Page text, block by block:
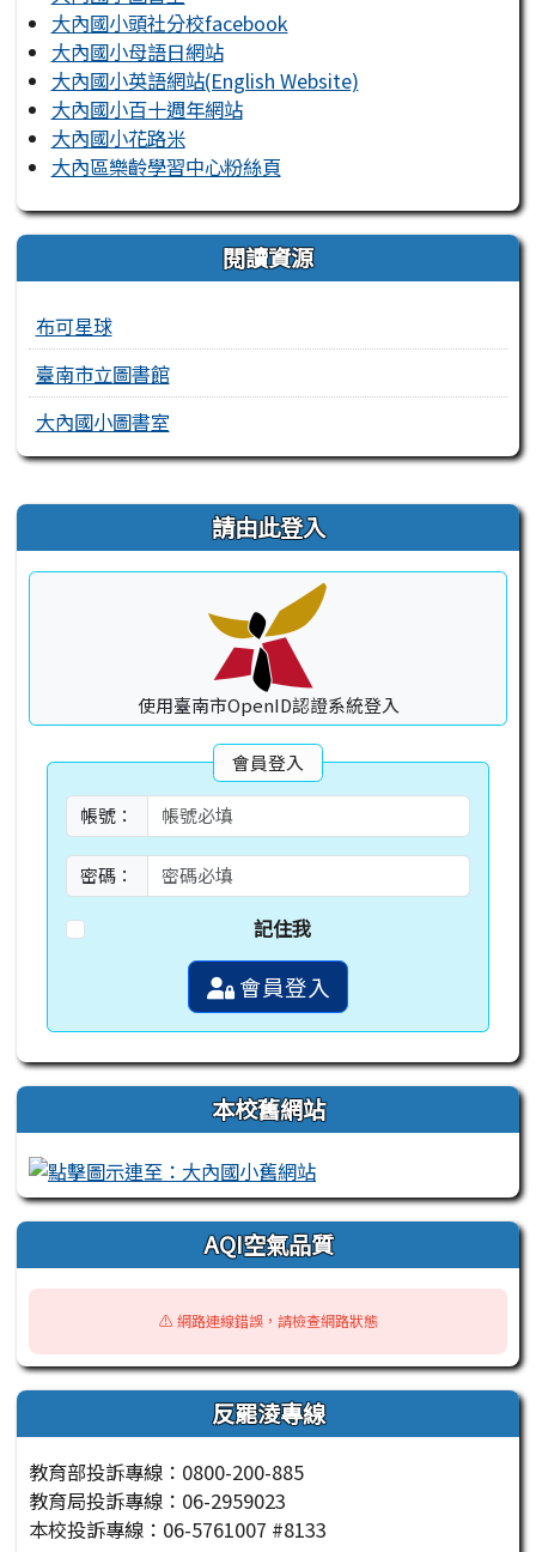
大內國小頭社分校facebook
大內國小母語日網站
大內國小英語網站(English Website)
大內國小百十週年網站
大內國小花路米
大內區樂齡學習中心粉絲頁
閱讀資源
布可星球
臺南市立圖書館
大內國小圖書室
右邊區域內容 請由此登入
使用臺南市OpenID認證系統登入
會員登入
帳號：
密碼：
記住我
會員登入
本校舊網站
AQI空氣品質
⚠️ 網路連線錯誤，請檢查網路狀態
反罷淩專線
教育部投訴專線：0800-200-885
教育局投訴專線：06-2959023
本校投訴專線：06-5761007 #8133